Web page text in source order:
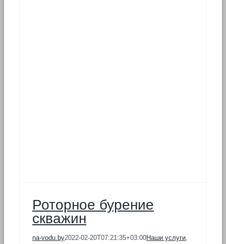
Роторное бурение
скважин
na-vodu.by2022-02-20T07:21:35+03:00Наши услуги,